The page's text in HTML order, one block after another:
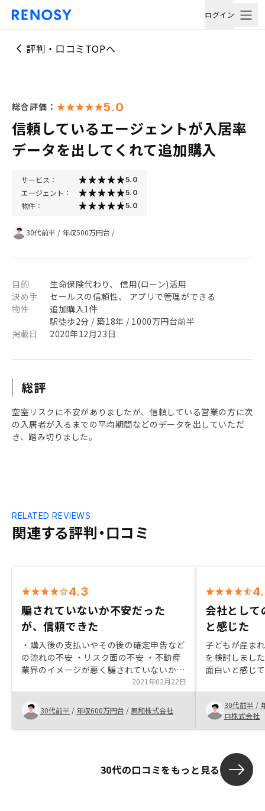
ログイン
評判・口コミTOPへ
総合評価： 5.0
信頼しているエージェントが入居率
データを出してくれて追加購入
サービス： 5.0
エージェント： 5.0
物件： 5.0
30代前半 / 年収500万円台 /
目的
生命保険代わり、 信用(ローン)活用
決め手
セールスの信頼性、 アプリで管理ができる
物件
追加購入1件
駅徒歩2分 / 築18年 / 1000万円台前半
掲載日
2020年12月23日
総評
空室リスクに不安がありましたが、信頼している営業の方に次
の入居者が入るまでの平均期間などのデータを出していただ
き、踏み切りました。
関連する評判・口コミ
RELATED REVIEWS
4.3
騙されていないか不安だった
が、信頼できた
・購入後の支払いやその後の確定申告など
の流れの不安 ・リスク面の不安 ・不動産
業界のイメージが悪く騙されていないかの
不安 ・営業担当が丁寧で他社よりも信頼
ができた ・アプリで管理できるのが非常
に魅力的
2021年02月22日
30代前半 / 年収600万円台 /興和株式会社
会社として
と感じた
子どもが産ま
を検討しまし
面白いと感じ
が、長期的に
な点もこちら
30代前半 /
ロ株式会社
30代の口コミをもっと見る